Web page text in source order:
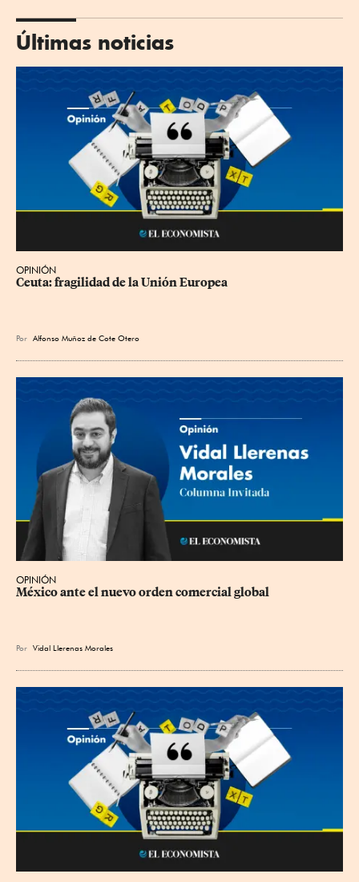
Últimas noticias
OPINIÓN
Ceuta: fragilidad de la Unión Europea
Por Alfonso Muñoz de Cote Otero
OPINIÓN
México ante el nuevo orden comercial global
Por Vidal Llerenas Morales